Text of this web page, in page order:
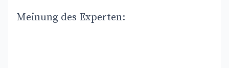
Meinung des Experten: